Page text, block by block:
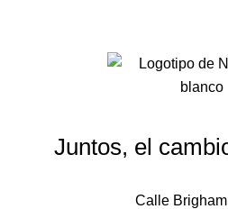
Juntos, el
Calle